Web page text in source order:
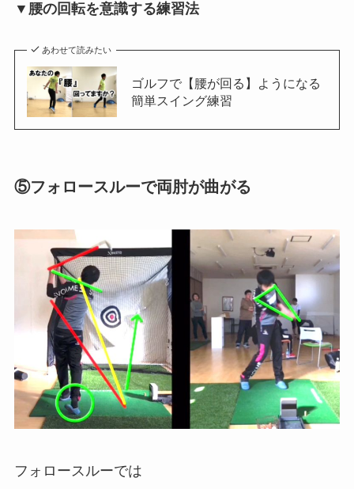
▼腰の回転を意識する練習法
あわせて読みたい
ゴルフで【腰が回る】ようになる
簡単スイング練習
⑤フォロースルーで両肘が曲がる
フォロースルーでは